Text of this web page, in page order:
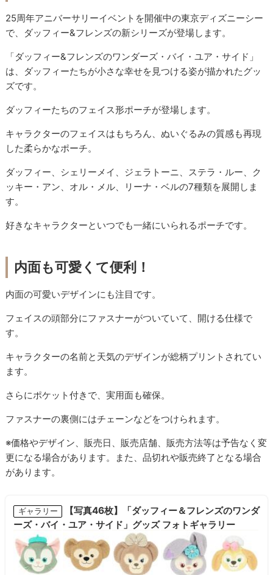
25周年アニバーサリーイベントを開催中の東京ディズニーシー
で、ダッフィー&フレンズの新シリーズが登場します。
「ダッフィー&フレンズのワンダーズ・バイ・ユア・サイド」
は、ダッフィーたちが小さな幸せを見つける姿が描かれたグッ
ズです。
ダッフィーたちのフェイス形ポーチが登場します。
キャラクターのフェイスはもちろん、ぬいぐるみの質感も再現
した柔らかなポーチ。
ダッフィー、シェリーメイ、ジェラトーニ、ステラ・ルー、ク
ッキー・アン、オル・メル、リーナ・ベルの7種類を展開しま
す。
好きなキャラクターといつでも一緒にいられるポーチです。
内面も可愛くて便利！
内面の可愛いデザインにも注目です。
フェイスの頭部分にファスナーがついていて、開ける仕様で
す。
キャラクターの名前と天気のデザインが総柄プリントされてい
ます。
さらにポケット付きで、実用面も確保。
ファスナーの裏側にはチェーンなどをつけられます。
※価格やデザイン、販売日、販売店舗、販売方法等は予告なく変
更になる場合があります。また、品切れや販売終了となる場合
があります。
ギャラリー
【写真46枚】「ダッフィー＆フレンズのワンダ
ーズ・バイ・ユア・サイド」グッズ フォトギャラリー